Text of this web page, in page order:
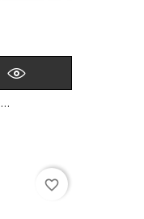
favorite_border